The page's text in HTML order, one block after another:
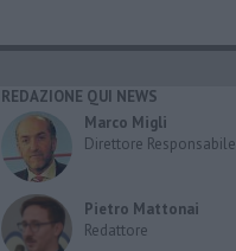
REDAZIONE QUI NEWS
Marco Migli
Direttore Responsabile
Pietro Mattonai
Redattore